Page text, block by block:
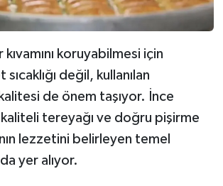
kıvamını koruyabilmesi için
değil, kullanılan
de önem taşıyor. İnce
kaliteli tereyağı ve doğru pişirme
lezzetini belirleyen temel
yer alıyor.